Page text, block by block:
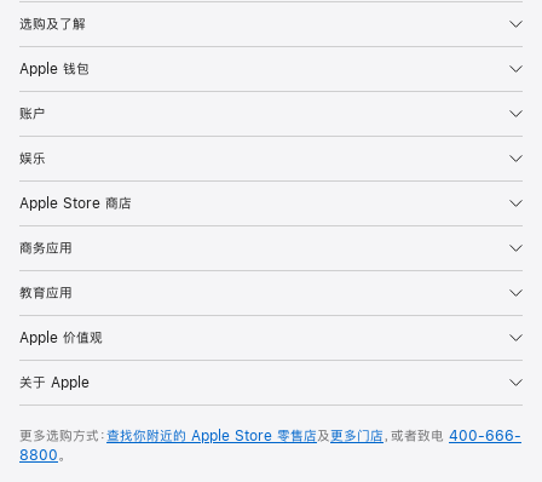
选购及了解
Apple 钱包
账户
娱乐
Apple Store 商店
商务应用
教育应用
Apple 价值观
关于 Apple
更多选购方式：查找你附近的 Apple Store 零售店及更多门店，或者致电 400-666-
8800。